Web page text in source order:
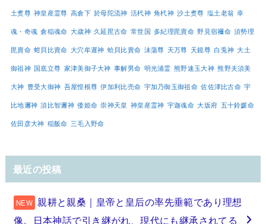
土煑尊 神皇産霊尊 高倉下 於母陀流神 活杙神 角杙神 沙土煑尊 塩土老翁 幸
魂・奇魂 倉稲魂命 大歳神 久延毘古命 常世国 多紀理毘賣命 野見宿禰命 須勢理
毘賣命 蚶貝比賣命 大穴牟遲神 蛤貝比賣命 沫蕩尊 天万尊 天鏡尊 白兎神 大土
御祖神 国底立尊 家津美御子大神 事解男命 明光浦霊 熊野速玉大神 熊野夫須美
大神 豊受大御神 吾屋惶根尊 伊加利比売命 宇加乃御玉御祖命 佐佐津比古命 宇
比地邇神 須比智邇神 倭姫命 崇神天皇 神皇産霊神 宇迦魂命 大坂府 五十鈴媛命
佐田彦大神 稲飯命 三毛入野命
最近の投稿
親耕と親桑｜皇帝と皇后の率先垂範であり理想
像。日本神話で引き継がれ、現代にも継承されてる